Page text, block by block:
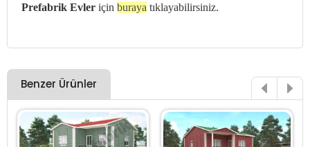
Prefabrik Evler için buraya tıklayabilirsiniz.
Benzer Ürünler